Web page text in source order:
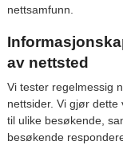
nettsamfunn.
av nettsted
Vi tester regelmessig
nettsider. Vi gjør
til ulike besøkende,
besøkende